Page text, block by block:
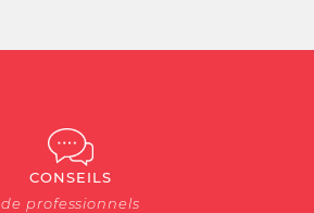
CONSEILS
de professionnels